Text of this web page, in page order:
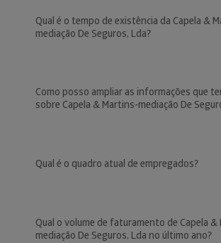
Qual é o tempo de existência da Capela &
mediação De Seguros, Lda?
Como posso ampliar as informações que
sobre Capela & Martins-mediação De
Qual é o quadro atual de empregados?
Qual o volume de faturamento de Capela
mediação De Seguros, Lda no último ano?